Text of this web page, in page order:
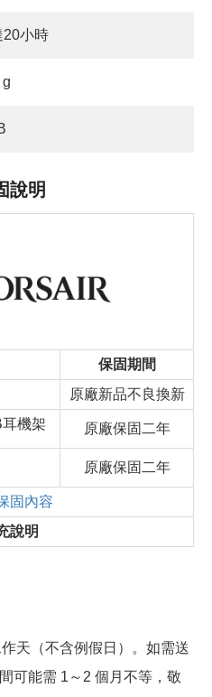
20小時
說明
保固期間
原廠新品不良換新
機架
原廠保固二年
原廠保固二年
固內容
說明
天（不含例假日）。如需送
可能需 1～2 個月不等，敬